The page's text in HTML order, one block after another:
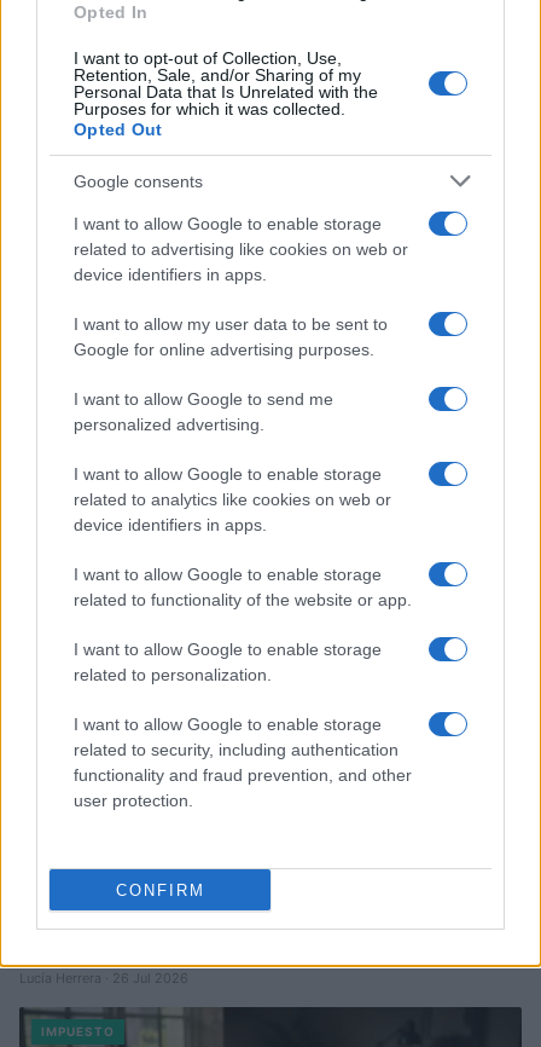
Opted In
I want to opt-out of Collection, Use,
Retention, Sale, and/or Sharing of my
Personal Data that Is Unrelated with the
Purposes for which it was collected.
Opted Out
Google consents
I want to allow Google to enable storage
related to advertising like cookies on web or
device identifiers in apps.
I want to allow my user data to be sent to
Google for online advertising purposes.
I want to allow Google to send me
personalized advertising.
I want to allow Google to enable storage
related to analytics like cookies on web or
device identifiers in apps.
I want to allow Google to enable storage
related to functionality of the website or app.
I want to allow Google to enable storage
related to personalization.
I want to allow Google to enable storage
related to security, including authentication
functionality and fraud prevention, and other
user protection.
CONFIRM
Sigue leyendo
Tributación de criptoactivos y carteras bajo el impuesto a
grandes fortunas
Lucía Herrera · 26 Jul 2026
IMPUESTO